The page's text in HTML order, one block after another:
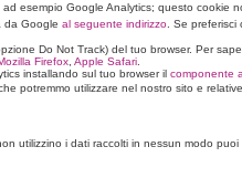
esempio Google Analytics; questo cookie
da Google al seguente indirizzo . Se
Do Not Track) del tuo browser. Per
Firefox Apple Safari
installando sul tuo browser il componente
potremmo utilizzare nel nostro sito e
utilizzino i dati raccolti in nessun modo